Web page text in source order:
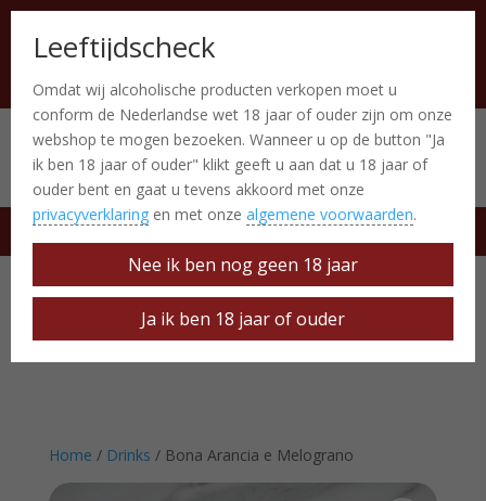
Italiaanse producten 0 Items
free delivery at € 50
Home / Drinks / Bona Arancia e Melograno
Leeftijdscheck
Omdat wij alcoholische producten verkopen moet u
conform de Nederlandse wet 18 jaar of ouder zijn om onze
webshop te mogen bezoeken. Wanneer u op de button "Ja
ik ben 18 jaar of ouder" klikt geeft u aan dat u 18 jaar of
ouder bent en gaat u tevens akkoord met onze
privacyverklaring en met onze algemene voorwaarden.
Nee ik ben nog geen 18 jaar
Ja ik ben 18 jaar of ouder